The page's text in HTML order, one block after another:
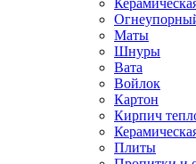
Маты
Шнуры
Вата
Войлок
Картон
Кирпич
Плиты